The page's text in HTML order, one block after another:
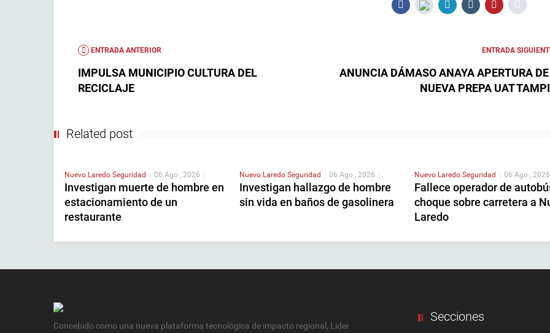
ENTRADA ANTERIOR
IMPULSA MUNICIPIO CULTURA DEL
RECICLAJE
ENTRADA
ANUNCIA DÁMASO ANAYA APERTURA
NUEVA PREPA UAT
Related post
Nuevo Laredo Seguridad | 06 Ago , 2026 |
Investigan muerte de hombre en
estacionamiento de un
restaurante
Nuevo Laredo Seguridad | 06 Ago , 2026 |
Investigan hallazgo de hombre
sin vida en baños de gasolinera
Nuevo Laredo Seguridad | 06 Ago , 2026
Fallece operador de
choque sobre carretera a
Laredo
Concebido como una nueva plataforma tecnológica de impacto regional, Lider
Secciones